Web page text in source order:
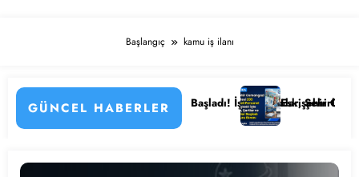
Başlangıç kamu iş ilanı
GÜNCEL HABERLER
DetaylarıPersonel Alımı Başladı! İşte Kadrolar, Şehirler ve Başvuru
Eskişehir Osmangazi